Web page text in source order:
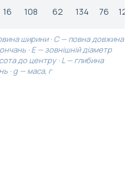
16 108 62 134 76 122
ширини · C — повна довжина
· E — зовнішній діаметр
до центру · L — глибина
· g — маса, г